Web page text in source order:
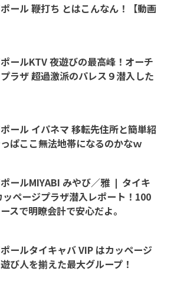
ール 鞭打ち とはこんなん！【動画
ールKTV 夜遊びの最高峰！オーチ
ラザ 超過激派のパレス９潜入した
ール イパネマ 移転先住所と簡単紹
ぱここ無法地帯になるのかなｗ
ールMIYABI みやび／雅 ❘ タイキ
ッページプラザ潜入レポート！100
スで明瞭会計で安心だよ。
ールタイキャバ VIP はカッページ
び人を揃えた最大グループ！